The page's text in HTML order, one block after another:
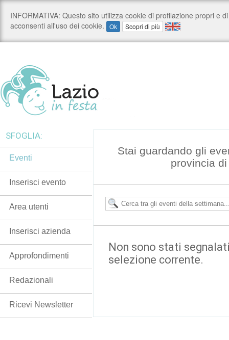
Stai guardando gli
provincia
Non sono stati
selezione corrente.
SFOGLIA:
Eventi
Inserisci evento
Area utenti
Inserisci azienda
Approfondimenti
Redazionali
Ricevi Newsletter